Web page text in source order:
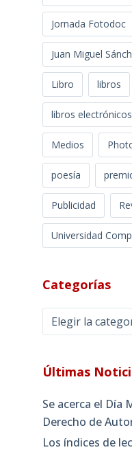
Jornada Fotodoc
Juan Miguel
Libro libros
libros
Medios
poesía
Publicidad
Universidad
Categorías
Categorías
Últimas
Se acerca el Día
Derecho de
Los índices de